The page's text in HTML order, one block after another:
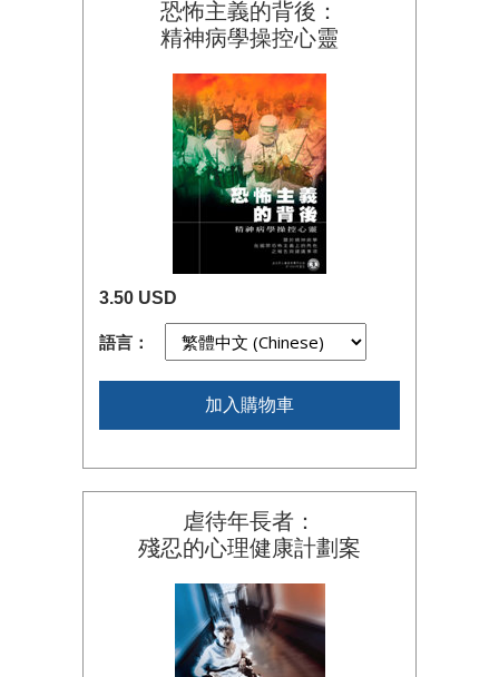
恐怖主義的背後：
精神病學操控心靈
3.50 USD
語言：
加入購物車
虐待年長者：
殘忍的心理健康計劃案